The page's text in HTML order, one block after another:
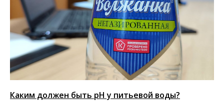
Каким должен быть pH у питьевой воды?